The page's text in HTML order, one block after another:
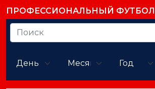
ПРОФЕССИОНАЛЬНЫЙ ФУТБОЛ